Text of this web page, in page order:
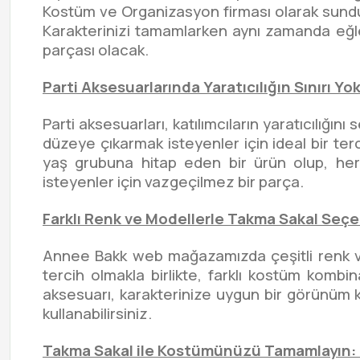
Kostüm ve Organizasyon firması olarak
Karakterinizi tamamlarken aynı zamanda
parçası olacak.
Parti Aksesuarlarında Yaratıcılığın Sınırı
Parti aksesuarları, katılımcıların
düzeye çıkarmak isteyenler için ideal bir
yaş grubuna hitap eden bir ürün olup,
isteyenler için vazgeçilmez bir parça.
Farklı Renk ve Modellerle Takma Sakal
Annee Bakk web mağazamızda çeşitli
tercih olmakla birlikte, farklı kostüm
aksesuarı, karakterinize uygun bir görünüm
kullanabilirsiniz.
Takma Sakal ile Kostümünüzü